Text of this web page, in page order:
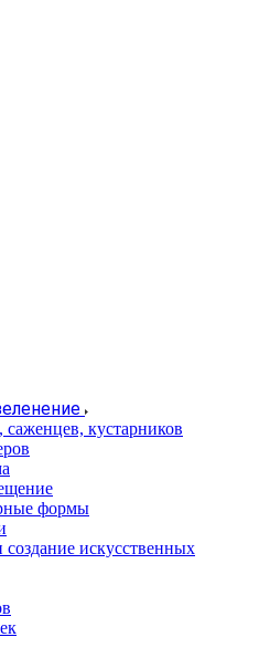
саженцев, кустарников
формы
искусственных